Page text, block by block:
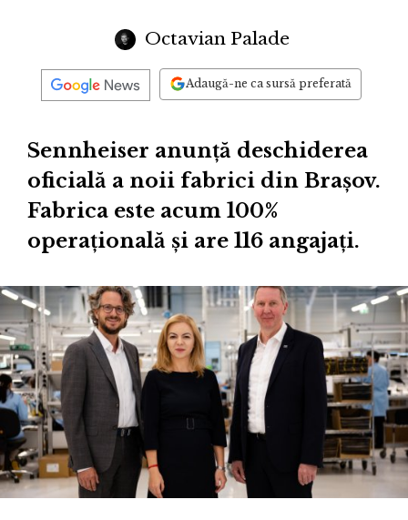
Octavian Palade
Adaugă-ne ca sursă preferată
Sennheiser anunță deschiderea
oficială a noii fabrici din Brașov.
Fabrica este acum 100%
operațională și are 116 angajați.